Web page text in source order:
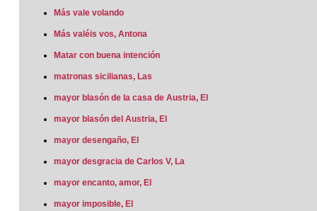
Más vale volando
Más valéis vos, Antona
Matar con buena intención
matronas sicilianas, Las
mayor blasón de la casa de Austria, El
mayor blasón del Austria, El
mayor desengaño, El
mayor desgracia de Carlos V, La
mayor encanto, amor, El
mayor imposible, El